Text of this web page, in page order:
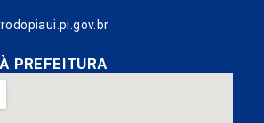
PREFEITURA